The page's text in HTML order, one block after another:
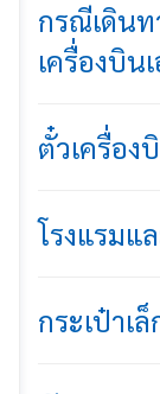
กรณีเดินท
เครื่องบิน
ตั๋วเครื่อง
โรงแรมแ
กระเป๋าเ